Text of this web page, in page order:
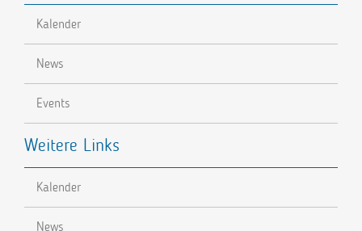
Kalender
News
Events
Weitere Links
Kalender
News